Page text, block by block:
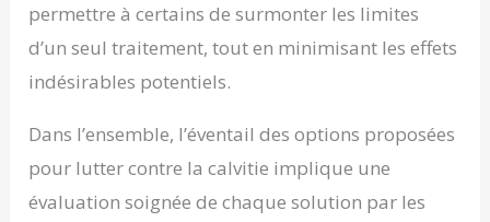
permettre à certains de surmonter les limites
d’un seul traitement, tout en minimisant les effets
indésirables potentiels.
Dans l’ensemble, l’éventail des options proposées
pour lutter contre la calvitie implique une
évaluation soignée de chaque solution par les